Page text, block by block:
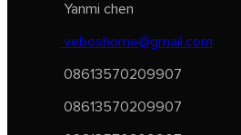
Yanmi chen
veboshome@gmail.com
08613570209907
08613570209907